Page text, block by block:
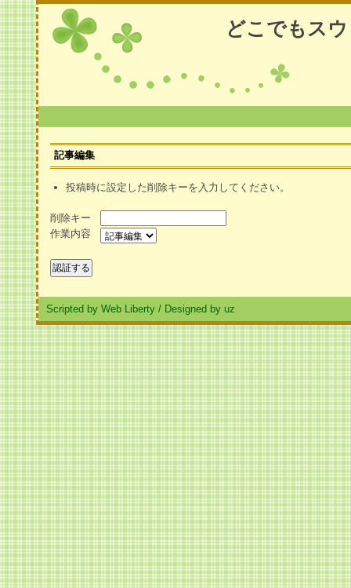
どこでもス
記事編集
投稿時に設定した削除キーを入力してください。
削除キー
作業内容
Scripted by Web Liberty / Designed by uz